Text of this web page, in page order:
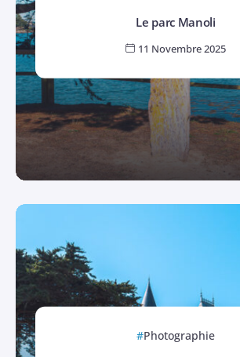
Le parc Manoli
11 Novembre 2025
Photographie